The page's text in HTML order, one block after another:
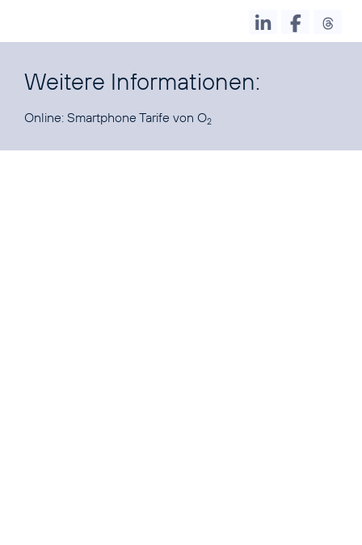
Weitere Informationen:
Online: Smartphone Tarife von O2